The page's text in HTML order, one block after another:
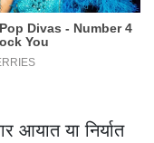
या निर्यात